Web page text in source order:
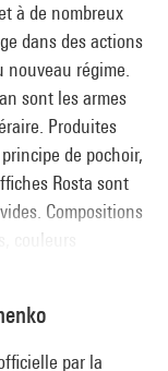
à de nombreux
dans des actions
nouveau régime.
sont les armes
Produites
de pochoir,
Rosta sont
Compositions
couleurs
forment un
par la